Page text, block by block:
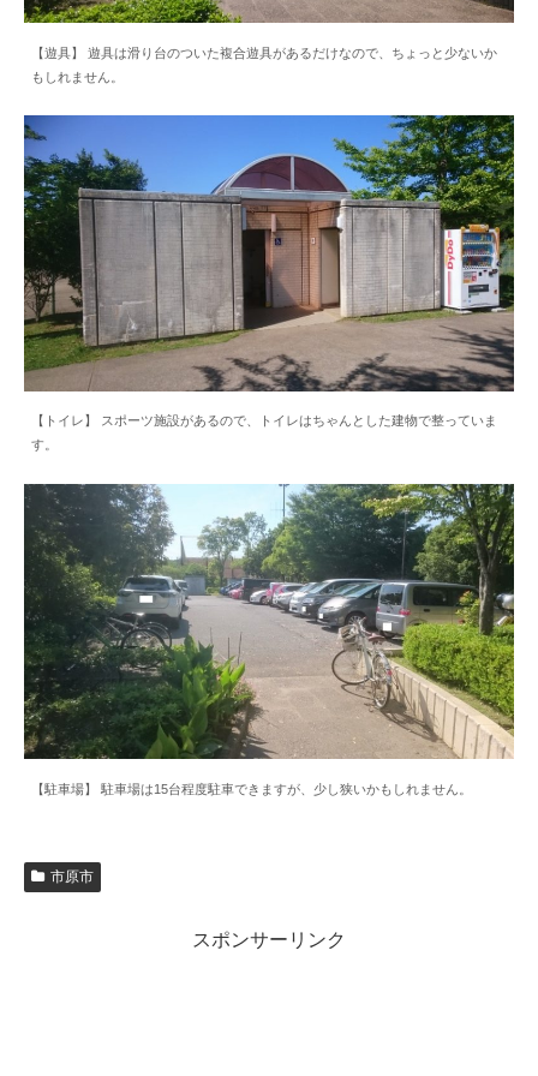
【遊具】 遊具は滑り台のついた複合遊具があるだけなので、ちょっと少ないか
もしれません。
【トイレ】 スポーツ施設があるので、トイレはちゃんとした建物で整っていま
す。
【駐車場】 駐車場は15台程度駐車できますが、少し狭いかもしれません。
市原市
スポンサーリンク